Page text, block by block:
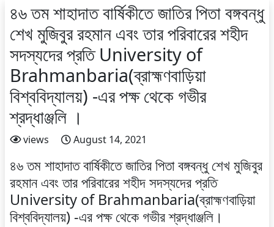
৪৬ তম শাহাদাত বার্ষিকীতে জাতির পিতা বঙ্গবন্ধু
শেখ মুজিবুর রহমান এবং তার পরিবারের শহীদ
সদস্যদের প্রতি University of
Brahmanbaria(ব্রাহ্মণবাড়িয়া
বিশ্ববিদ্যালয়) -এর পক্ষ থেকে গভীর
শ্রদ্ধাঞ্জলি ।
views August 14, 2021
৪৬ তম শাহাদাত বার্ষিকীতে জাতির পিতা বঙ্গবন্ধু শেখ মুজিবুর
রহমান এবং তার পরিবারের শহীদ সদস্যদের প্রতি
University of Brahmanbaria(ব্রাহ্মণবাড়িয়া
বিশ্ববিদ্যালয়) -এর পক্ষ থেকে গভীর শ্রদ্ধাঞ্জলি।